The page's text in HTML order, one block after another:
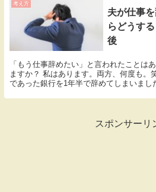
考え方
夫が仕事
らどうす
後
「もう仕事辞めたい」と言われたことは
ますか？ 私はあります。両方、何度も。
であった銀行を1年半で辞めてしまいまし
スポンサーリ